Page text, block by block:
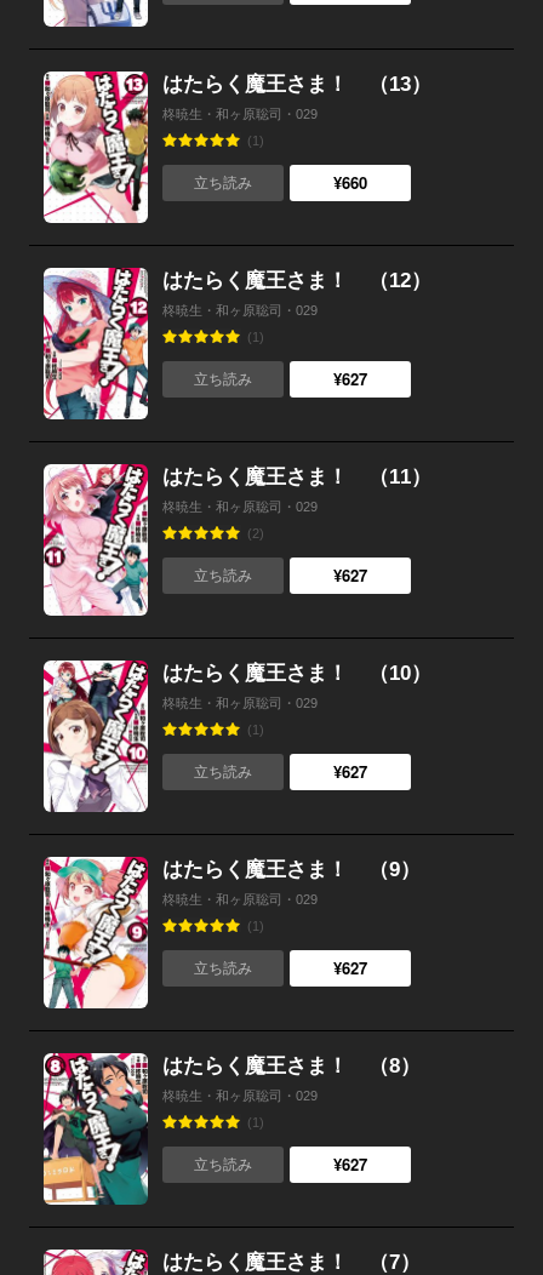
はたらく魔王さま！ （13）
柊暁生・和ヶ原聡司・029
(1)
立ち読み ¥660
はたらく魔王さま！ （12）
柊暁生・和ヶ原聡司・029
(1)
立ち読み ¥627
はたらく魔王さま！ （11）
柊暁生・和ヶ原聡司・029
(2)
立ち読み ¥627
はたらく魔王さま！ （10）
柊暁生・和ヶ原聡司・029
(1)
立ち読み ¥627
はたらく魔王さま！ （9）
柊暁生・和ヶ原聡司・029
(1)
立ち読み ¥627
はたらく魔王さま！ （8）
柊暁生・和ヶ原聡司・029
(1)
立ち読み ¥627
はたらく魔王さま！ （7）